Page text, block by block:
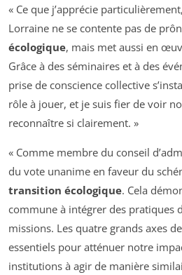
« Ce que j’apprécie
Lorraine ne se contente pas de
écologique, mais met aussi en
Grâce à des séminaires et à des
prise de conscience collective
rôle à jouer, et je suis fier de voir
reconnaître si clairement. »
« Comme membre du conseil
du vote unanime en faveur du
transition écologique. Cela
commune à intégrer des pratiques
missions. Les quatre grands axes
essentiels pour atténuer notre
institutions à agir de manière